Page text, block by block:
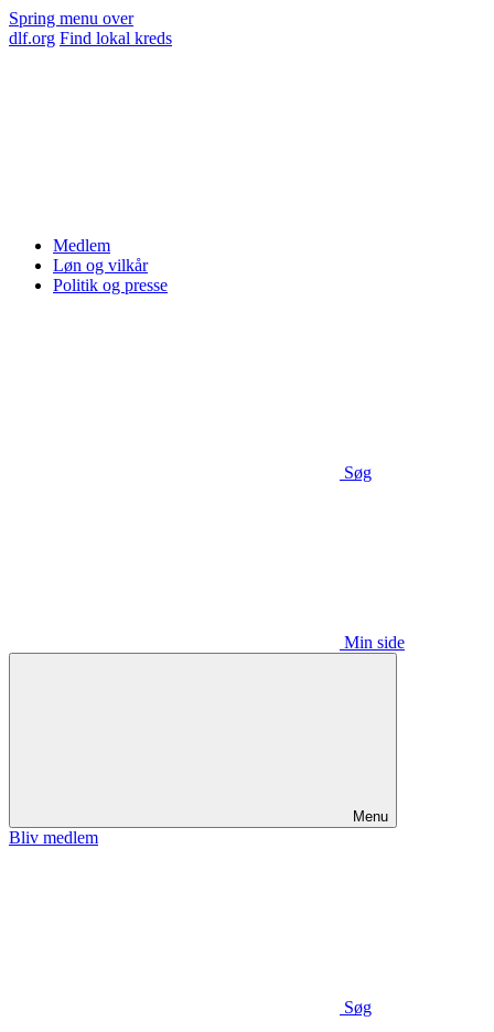
Spring menu over
dlf.org Find lokal kreds
Medlem
Løn og vilkår
Politik og presse
Søg
Min side
Menu
Bliv medlem
Søg